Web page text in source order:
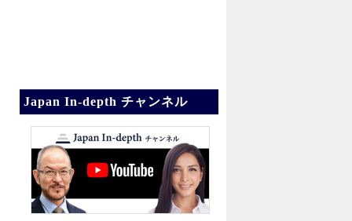
Japan In-depth チャンネル